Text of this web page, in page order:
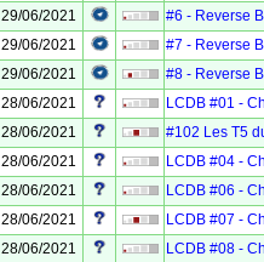
29/06/2021
#6 - Reverse
29/06/2021
#7 - Reverse
29/06/2021
#8 - Reverse
28/06/2021
LCDB #01 -
28/06/2021
#102 Les T5
28/06/2021
LCDB #04 -
28/06/2021
LCDB #06 -
28/06/2021
LCDB #07 -
28/06/2021
LCDB #08 -